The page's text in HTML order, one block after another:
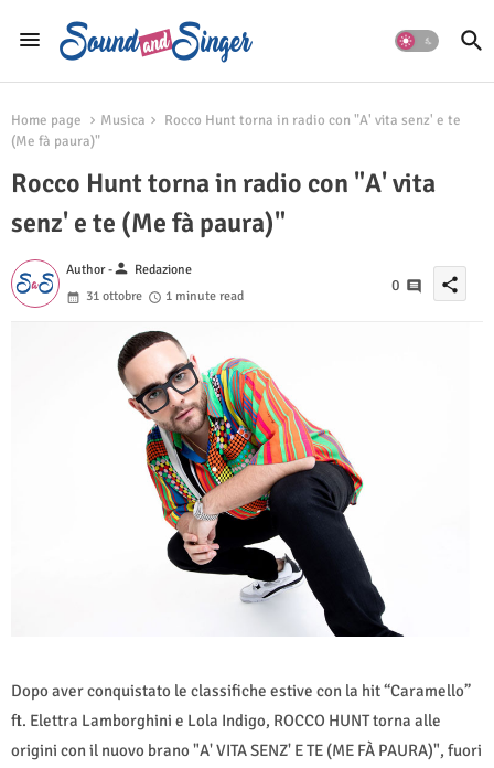
Home page Musica
Rocco Hunt torna in radio con "A' vita senz' e te
(Me fà paura)"
Rocco Hunt torna in radio con "A' vita
senz' e te (Me fà paura)"
Author -person Redazione
31 ottobre
1 minute read
0 share
Dopo aver conquistato le classifiche estive con la hit “Caramello”
ft. Elettra Lamborghini e Lola Indigo, ROCCO HUNT torna alle
origini con il nuovo brano "A' VITA SENZ' E TE (ME FÀ PAURA)", fuori